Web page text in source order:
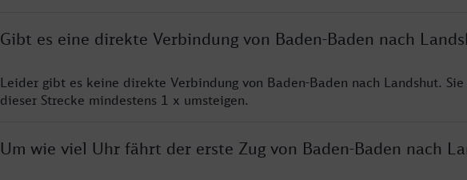
Gibt es eine direkte Verbindung von Baden-Baden nach
Leider gibt es keine direkte Verbindung von Baden-Baden nach Landshut. Sie
dieser Strecke mindestens 1 x umsteigen.
Um wie viel Uhr fährt der erste Zug von Baden-Baden nach